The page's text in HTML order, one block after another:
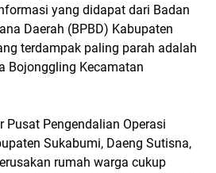
yang didapat dari Badan
Daerah (BPBD) Kabupaten
terdampak paling parah adalah
Bojonggling Kecamatan
Pusat Pengendalian Operasi
Sukabumi, Daeng Sutisna,
rumah warga cukup